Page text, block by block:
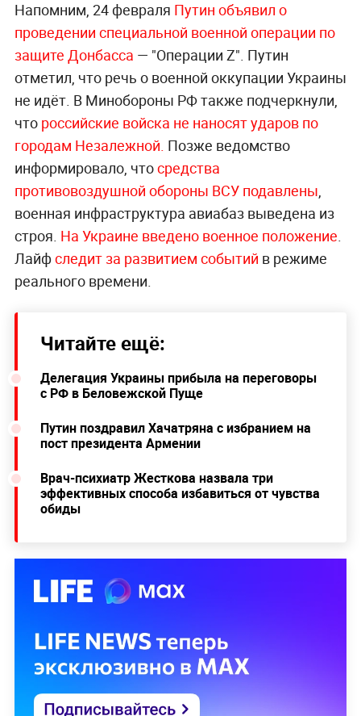
Напомним, 24 февраля Путин объявил о
проведении специальной военной операции по
защите Донбасса — "Операции Z". Путин
отметил, что речь о военной оккупации Украины
не идёт. В Минобороны РФ также подчеркнули,
что российские войска не наносят ударов по
городам Незалежной. Позже ведомство
информировало, чтосредства
противовоздушной обороны ВСУ подавлены,
военная инфраструктура авиабаз выведена из
строя. На Украине введено военное положение.
Лайфследит за развитием событий в режиме
реального времени.
Читайте ещё:
Делегация Украины прибыла на переговоры
с РФ в Беловежской Пуще
Путин поздравил Хачатряна с избранием на
пост президента Армении
Врач-психиатр Жесткова назвала три
эффективных способа избавиться от чувства
обиды